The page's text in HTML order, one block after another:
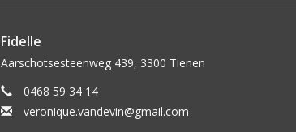
Fidelle
Aarschotsesteenweg 439, 3300 Tienen
0468 59 34 14
veronique.vandevin@gmail.com